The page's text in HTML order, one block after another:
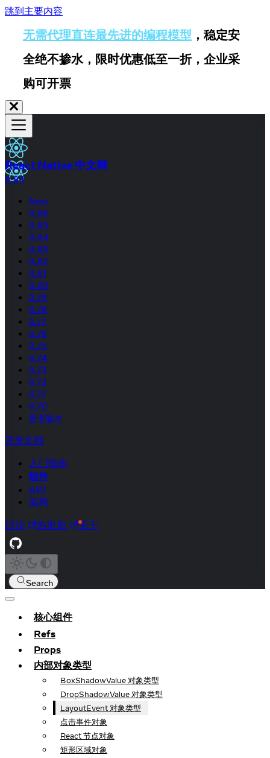
跳到主要内容
无需代理直连最先进的编程模型 ，稳定安
全绝不掺水，限时优惠低至一折，企业采
购可开票
React Native 中文网
0.84
Next
0.86
0.85
0.84
0.83
0.82
0.81
0.80
0.79
0.78
0.77
0.76
0.75
0.74
0.73
0.72
0.71
0.70
所有版本
开发文档
入门指南
组件
API
架构
讨论 热更新 关于
Search
核心组件
Refs
Props
内部对象类型
BoxShadowValue 对象类型
DropShadowValue 对象类型
LayoutEvent 对象类型
点击事件对象
React 节点对象
矩形区域对象